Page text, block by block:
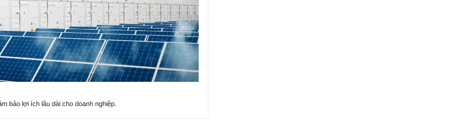
bảo lợi ích lâu dài cho doanh nghiệp.